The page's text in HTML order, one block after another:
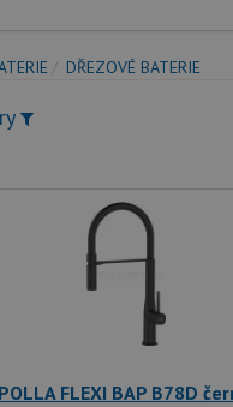
DŘEZOVÉ BATERIE
FLEXI BAP B78D